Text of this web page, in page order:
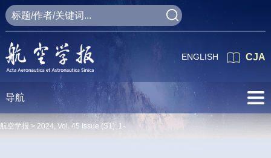
CJA
ENGLISH
导航
航空学报 > 2024, Vol. 45 Issue (S1): 1-